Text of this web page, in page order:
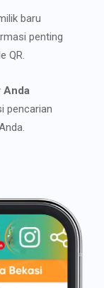
baru
penting
QR.
Anda
pencarian